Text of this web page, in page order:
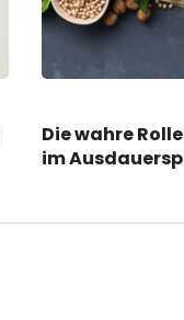
Die wahre
im